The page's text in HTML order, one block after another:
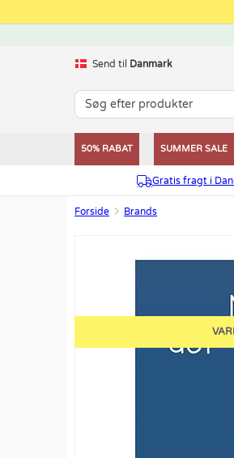
Send til Danmark
50% RABAT SUMMER SALE
Gratis fragt i
Forside Brands